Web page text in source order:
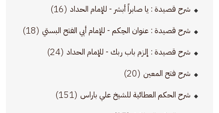
شرح قصيدة : يا صابراً أبشر - للإمام الحداد (16)
شرح قصيدة : عنوان الحِكم - للإمام أبي الفتح البستي (18)
شرح قصيدة : إلزم باب ربك - للإمام الحداد (24)
شرح فتح المعين (20)
شرح الحكم العطائية للشيخ علي باراس (151)